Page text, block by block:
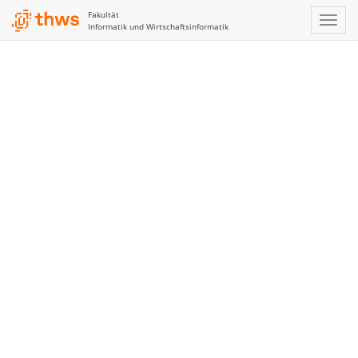
Fakultät
Informatik und Wirtschaftsinformatik